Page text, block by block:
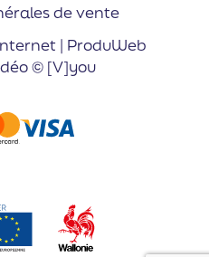
de vente
| ProduWeb
© [V]you